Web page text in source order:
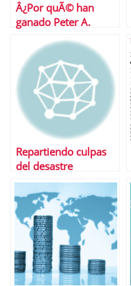
Â¿Por quÃ© han
ganado Peter A.
Mortensen y
Christopher A.
Pissarides el Nobel
de EconomÃ­a?
Repartiendo culpas
del desastre
inmobiliario
Â¿CÃ³mo hemos
llegado hasta aquÃ­ y
quÃ© hacer ahora
con tu piso?